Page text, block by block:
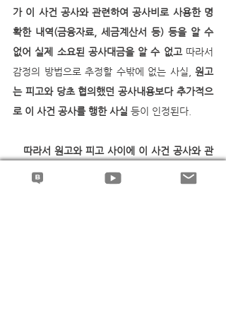
가 이 사건 공사와 관련하여 공사비로 사용한 명
확한 내역(금융자료, 세금계산서 등) 등을 알 수
없어 실제 소요된 공사대금을 알 수 없고 따라서
감정의 방법으로 추정할 수밖에 없는 사실, 원고
는 피고와 당초 협의했던 공사내용보다 추가적으
로 이 사건 공사를 행한 사실 등이 인정된다.
따라서 원고와 피고 사이에 이 사건 공사와 관